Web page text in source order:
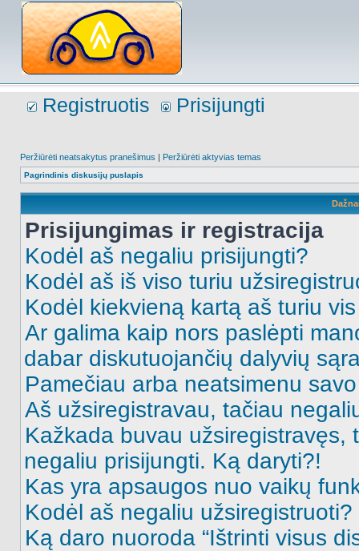
Registruotis Prisijungti
Peržiūrėti neatsakytus pranešimus | Peržiūrėti aktyvias temas
Pagrindinis diskusijų puslapis
Prisijungimas ir registracija
Kodėl aš negaliu prisijungti?
Kodėl aš iš viso turiu
Kodėl kiekvieną kartą aš turiu
Ar galima kaip nors paslėpti
dabar diskutuojančių dalyvių
Pamečiau arba neatsimenu
Aš užsiregistravau, tačiau
Kažkada buvau užsiregistravęs,
negaliu prisijungti. Ką daryti?!
Kas yra apsaugos nuo vaikų
Kodėl aš negaliu užsiregistruoti?
Ką daro nuoroda “Ištrinti visus